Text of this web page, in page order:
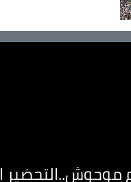
موحوش..التحضير